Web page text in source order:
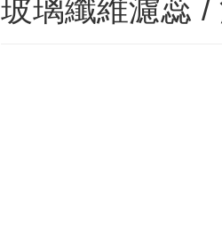
玻璃纖維濾蕊 /